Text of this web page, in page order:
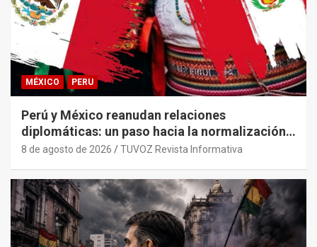
MÉXICO PERU
Perú y México reanudan relaciones
diplomáticas: un paso hacia la normalización
tras años de tensión
8 de agosto de 2026 TUVOZ Revista Informativa